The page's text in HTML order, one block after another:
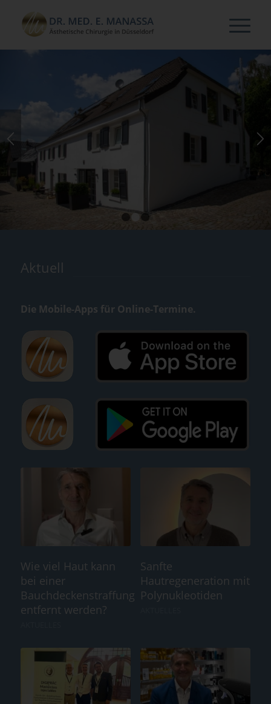
Die Praxis in der
Schönheitsmühle
Natürliche Faltenbehandlung mit Hyaluron und
Botulinum
Erfahren Sie mehr
Aktuell
Die Mobile-Apps für Online-Termine.
Wie viel Haut kann
bei einer
Bauchdeckenstraffung
entfernt werden?
Sanfte
Hautregeneration mit
Polynukleotiden